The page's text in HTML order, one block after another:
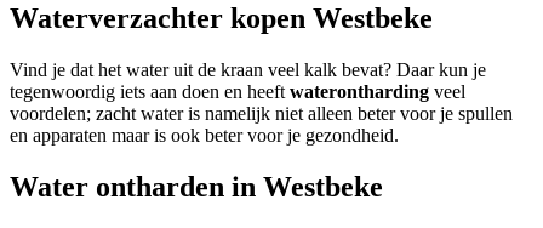
Waterverzachter kopen Westbeke
Vind je dat het water uit de kraan veel kalk bevat? Daar kun je
tegenwoordig iets aan doen en heeft waterontharding veel
voordelen; zacht water is namelijk niet alleen beter voor je spullen
en apparaten maar is ook beter voor je gezondheid.
Water ontharden in Westbeke